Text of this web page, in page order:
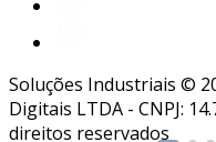
Soluções Industriais ©
Digitais LTDA - CNPJ:
direitos reservados